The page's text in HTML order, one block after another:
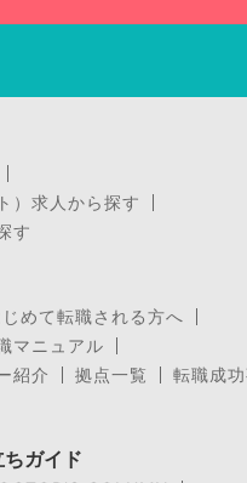
）求人から探す
す
じめて転職される方へ
マニュアル
紹介
拠点一覧
転職成
ガイド